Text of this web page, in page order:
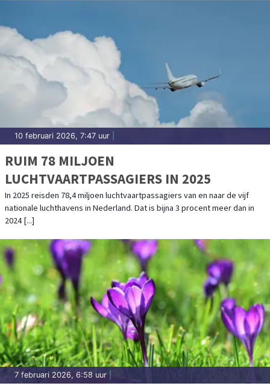
10 februari 2026, 7:47 uur
RUIM 78 MILJOEN
LUCHTVAARTPASSAGIERS IN 2025
In 2025 reisden 78,4 miljoen luchtvaartpassagiers van en naar de vijf
nationale luchthavens in Nederland. Dat is bijna 3 procent meer dan in
2024 [...]
7 februari 2026, 6:58 uur